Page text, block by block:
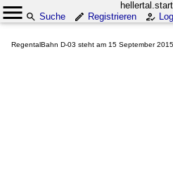
Suche
Registrieren
RegentalBahn D-03 steht am 15 September